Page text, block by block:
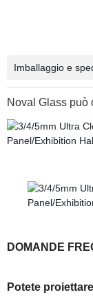
Imballaggio e
Noval Glass
DOMANDE
Potete